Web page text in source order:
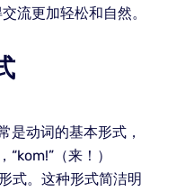
流更加轻松和自然。
是动词的基本形式，
（来！）
式。这种形式简洁明